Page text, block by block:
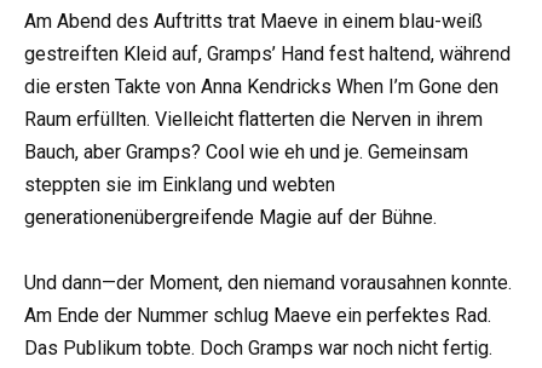
Am Abend des Auftritts trat Maeve in einem blau-weiß
gestreiften Kleid auf, Gramps’ Hand fest haltend, während
die ersten Takte von Anna Kendricks When I’m Gone den
Raum erfüllten. Vielleicht flatterten die Nerven in ihrem
Bauch, aber Gramps? Cool wie eh und je. Gemeinsam
steppten sie im Einklang und webten
generationenübergreifende Magie auf der Bühne.
Und dann—der Moment, den niemand vorausahnen konnte.
Am Ende der Nummer schlug Maeve ein perfektes Rad.
Das Publikum tobte. Doch Gramps war noch nicht fertig.